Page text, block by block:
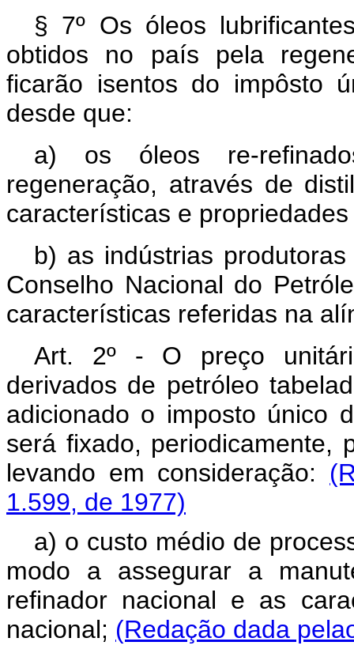
§ 7º Os óleos
obtidos no país pela
ficarão isentos do impôsto
desde que:
a) os óleos re-
regeneração, através de
características e
b) as indústrias
Conselho Nacional do
características referidas na
Art. 2º - O preço
derivados de petróleo
adicionado o imposto único
será fixado, periodicamente,
levando em consideração:
1.599, de 1977)
a) o custo médio de
modo a assegurar a
refinador nacional e as
nacional; (Redação dada